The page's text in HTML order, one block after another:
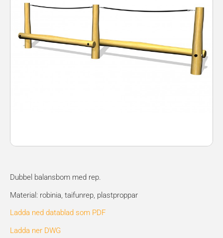
Dubbel balansbom med rep.
Material: robinia, taifunrep, plastproppar
Ladda ned datablad som PDF
Ladda ner DWG